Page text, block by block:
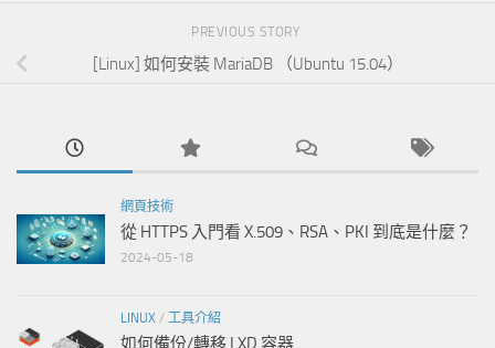
PREVIOUS STORY
[Linux] 如何安裝 MariaDB （Ubuntu 15.04）
網頁技術
從 HTTPS 入門看 X.509、RSA、PKI 到底是什麼？
2024-05-18
LINUX / 工具介紹
如何備份/轉移 LXD 容器